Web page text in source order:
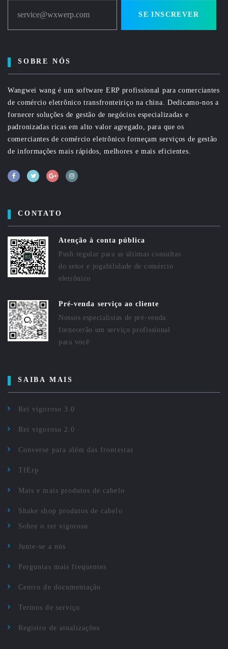
service@wxwerp.com SE INSCREVER
SOBRE NÓS
Wangwei wang é um software ERP profissional para comerciantes
de comércio eletrônico transfronteiriço na china. Dedicamo-nos a
fornecer soluções de gestão de negócios especializadas e
padronizadas ricas em alto valor agregado, para que os
comerciantes de comércio eletrônico forneçam serviços de gestão
de informações mais rápidos, melhores e mais eficientes.
CONTATO
Atenção à conta pública
Push regular para as últimas consultas
do setor e jogabilidade de comércio
eletrônico
Pré-venda serviço ao cliente
Nossos especialistas de pré-venda
fornecerão um serviço profissional
para você
SAIBA MAIS
Rei vigoroso 3.0
Rei vigoroso 2.0
Converse para além das fronteiras
TfErp
Mais e mais produtos de cabelo
Shake shop produtos de cabelo
Sobre o rei vigoroso
Junte-se a nós
Perguntas mais frequentes
Centro de documentação
Termos de serviço
Registro de atualizações